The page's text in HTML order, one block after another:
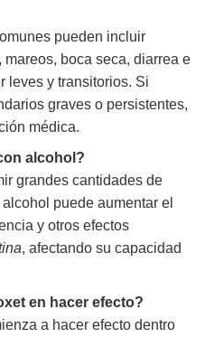
pueden incluir
boca seca, diarrea e
leves y transitorios. Si
graves o persistentes,
médica.
alcohol?
grandes cantidades de
puede aumentar el
y otros efectos
, afectando su capacidad
en hacer efecto?
a hacer efecto dentro